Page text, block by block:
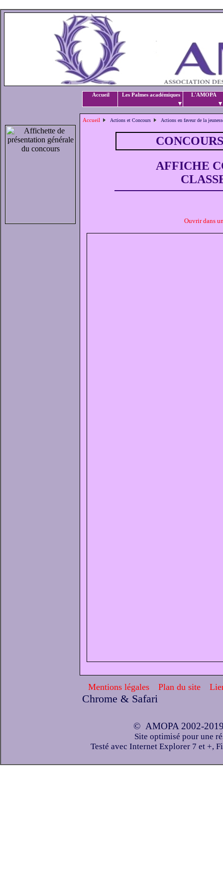
Accueil Actions et Concours Actions en faveur de la
AFFICHE
Ouvrir dans
Mentions légales Plan du site
Chrome & Safari
© AMOPA 2002-
Site optimisé pour une
Testé avec Internet Explorer 7 et +,
Accueil Les Palmes académiques L'AMOPA